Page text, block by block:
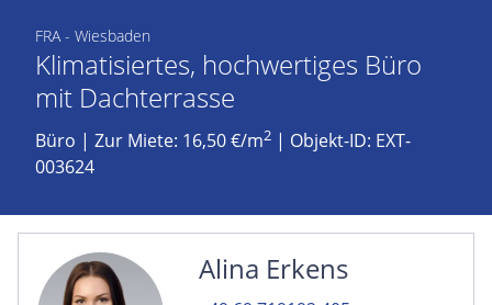
FRA - Wiesbaden
Klimatisiertes, hochwertiges Büro
mit Dachterrasse
Büro | Zur Miete: 16,50 €/m2 | Objekt-ID: EXT-
003624
Alina Erkens